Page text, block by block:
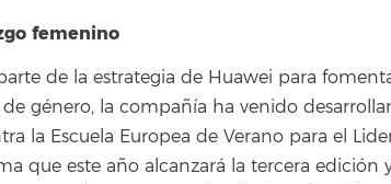
femenino
de la estrategia de Huawei para
género, la compañía ha venido
la Escuela Europea de Verano para el
que este año alcanzará la tercera